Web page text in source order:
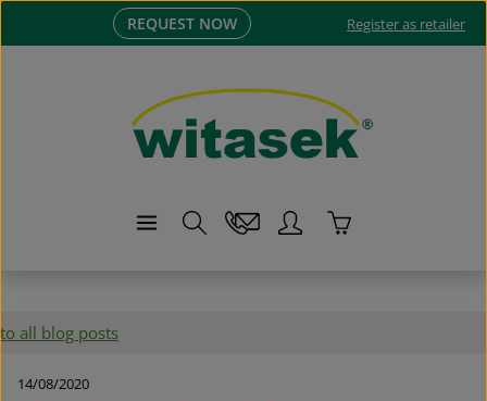
Skip to main contentREQUEST NOW Register as retailer
Shopping cart
to all blog posts
14/08/2020